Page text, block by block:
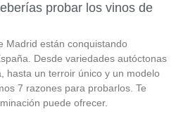
probar los vinos de
Madrid están conquistando
Desde variedades autóctonas
hasta un terroir único y un modelo
7 razones para probarlos. Te
puede ofrecer.